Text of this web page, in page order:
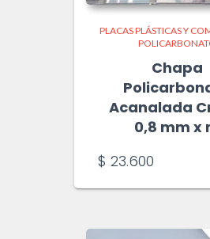
PLACAS PLÁSTICAS Y
Chapa
Acanalada
0,8 mm x
$ 23.600